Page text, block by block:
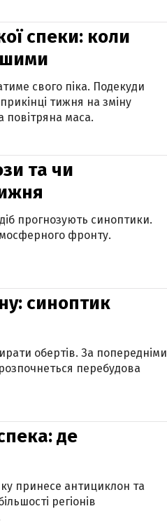
спеки: коли
свого піка. Подекуди
тижня на зміну
повітряна маса.
та чи
прогнозують синоптики.
фронту.
синоптик
обертів. За попередніми
перебудова
де
принесе антициклон та
регіонів